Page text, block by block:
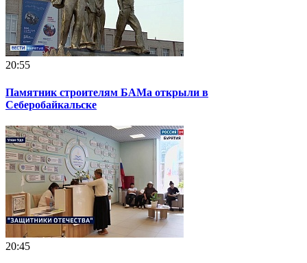
20:55
Памятник строителям БАМа открыли в
Себеробайкальске
20:45